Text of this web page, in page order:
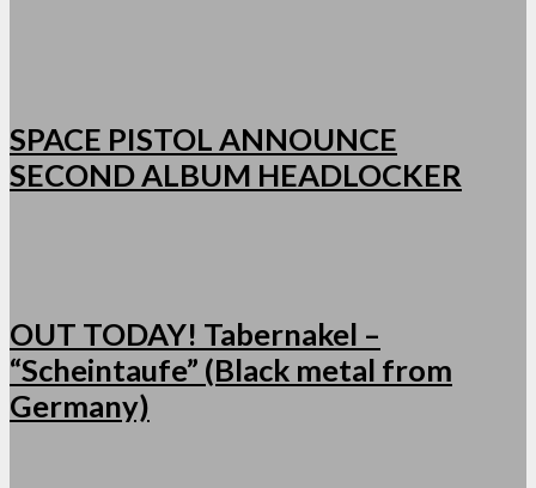
SPACE PISTOL ANNOUNCE
SECOND ALBUM HEADLOCKER
OUT TODAY! Tabernakel –
“Scheintaufe” (Black metal from
Germany)